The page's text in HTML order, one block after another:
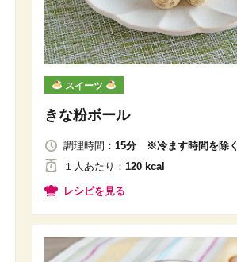
スイーツ
きな粉ボール
調理時間： 15分 ※冷ます時間を除く
１人 あたり ： 120 kcal
レシピを見る